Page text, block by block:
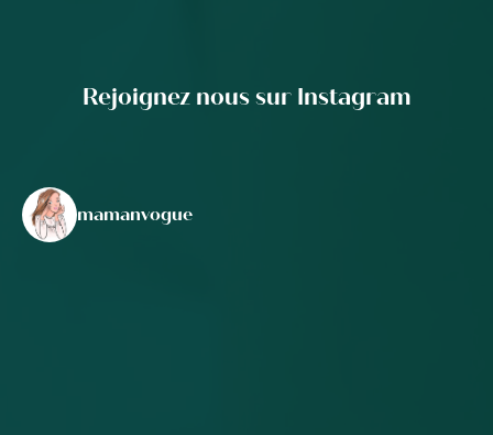
Rejoignez nous sur Instagram
mamanvogue